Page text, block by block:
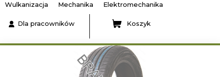
Wulkanizacja Mechanika Elektromechanika
Dla pracowników Koszyk